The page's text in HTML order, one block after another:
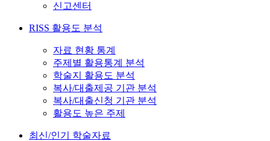
신고센터
RISS 활용도 분석
자료 현황 통계
주제별 활용통계 분석
학술지 활용도 분석
복사/대출제공 기관 분석
복사/대출신청 기관 분석
활용도 높은 주제
최신/인기 학술자료